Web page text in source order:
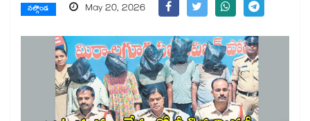
నల్గొండ May 20, 2026